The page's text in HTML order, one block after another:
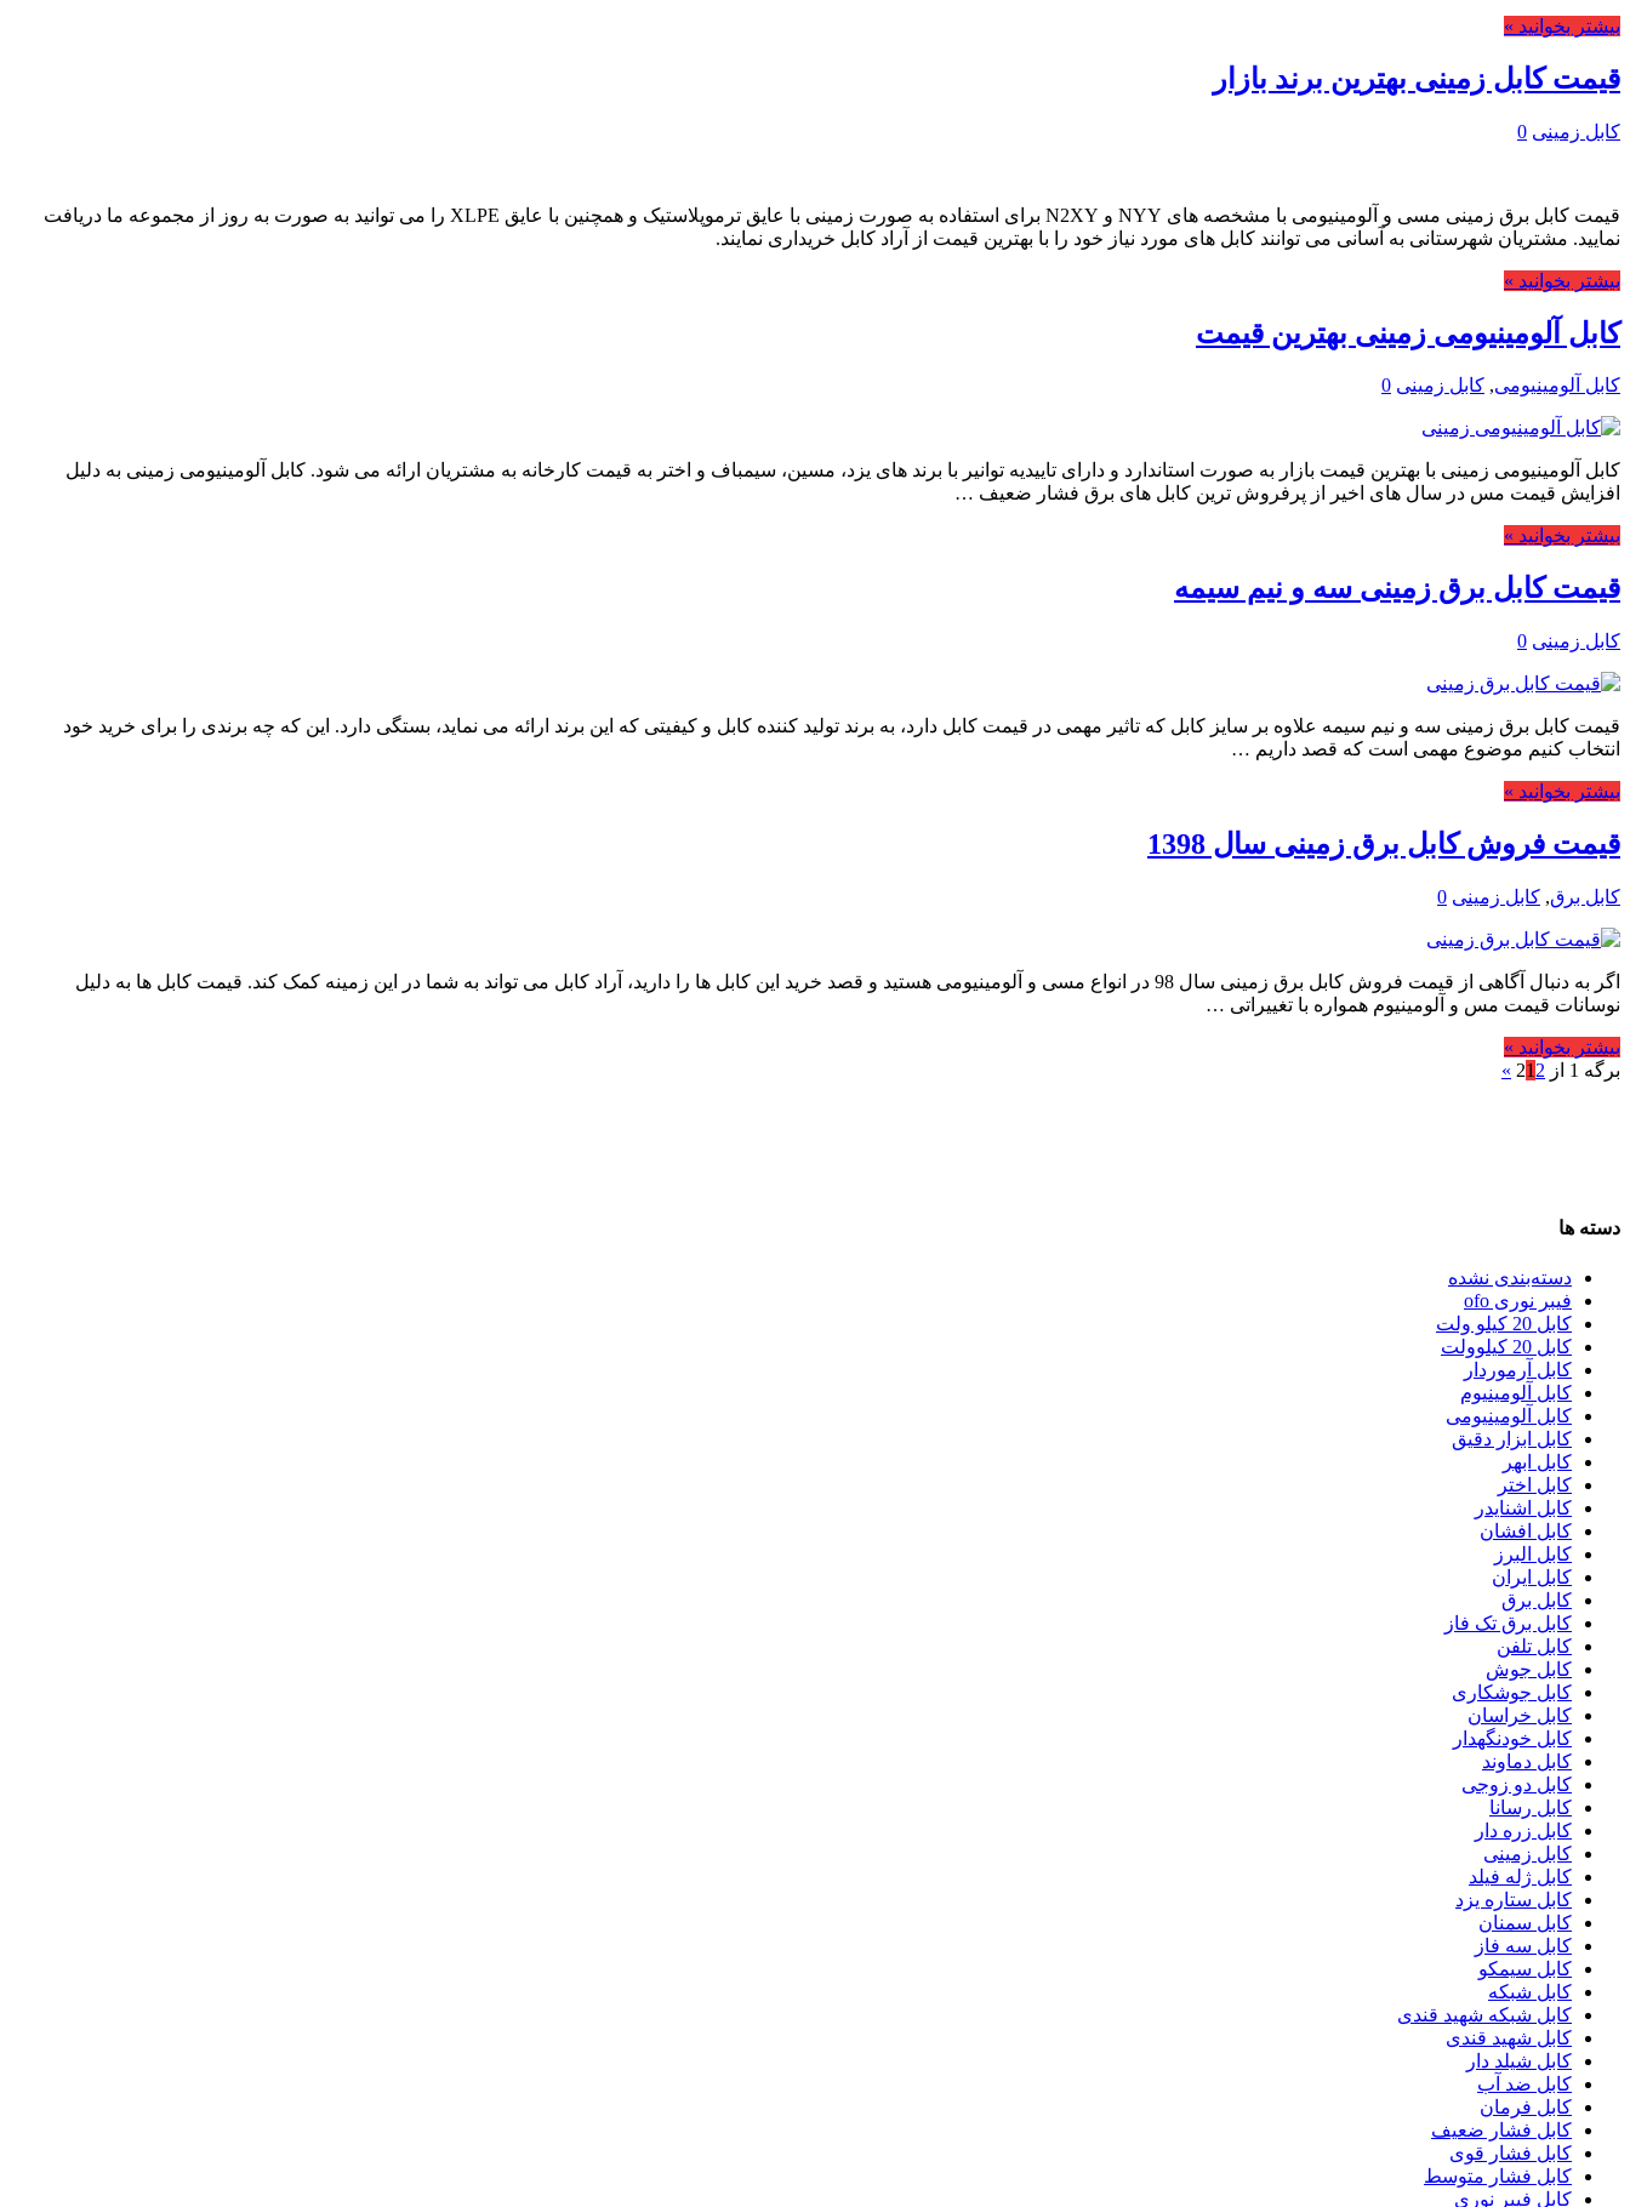
بیشتر بخوانید »
قیمت کابل زمینی بهترین برند بازار
کابل زمینی 0
قیمت کابل برق زمینی مسی و آلومینیومی با مشخصه های NYY و N2XY برای استفاده به صورت زمینی با عایق ترموپلاستیک و همچنین با عایق XLPE را می توانید به صورت به روز از مجموعه ما دریافت
نمایید. مشتریان شهرستانی به آسانی می توانند کابل های مورد نیاز خود را با بهترین قیمت از آراد کابل خریداری نمایند.
بیشتر بخوانید »
کابل آلومینیومی زمینی بهترین قیمت
کابل آلومینیومی, کابل زمینی 0
کابل آلومینیومی زمینی با بهترین قیمت بازار به صورت استاندارد و دارای تاییدیه توانیر با برند های یزد، مسین، سیمباف و اختر به قیمت کارخانه به مشتریان ارائه می شود. کابل آلومینیومی زمینی به دلیل
افزایش قیمت مس در سال های اخیر از پرفروش ترین کابل های برق فشار ضعیف …
بیشتر بخوانید »
قیمت کابل برق زمینی سه و نیم سیمه
کابل زمینی 0
قیمت کابل برق زمینی سه و نیم سیمه علاوه بر سایز کابل که تاثیر مهمی در قیمت کابل دارد، به برند تولید کننده کابل و کیفیتی که این برند ارائه می نماید، بستگی دارد. این که چه برندی را برای خرید خود
انتخاب کنیم موضوع مهمی است که قصد داریم …
بیشتر بخوانید »
قیمت فروش کابل برق زمینی سال 1398
کابل برق, کابل زمینی 0
اگر به دنبال آگاهی از قیمت فروش کابل برق زمینی سال 98 در انواع مسی و آلومینیومی هستید و قصد خرید این کابل ها را دارید، آراد کابل می تواند به شما در این زمینه کمک کند. قیمت کابل ها به دلیل
نوسانات قیمت مس و آلومینیوم همواره با تغییراتی …
بیشتر بخوانید »
برگه 1 از 2
1 2
»
دسته ها
دسته‌بندی نشده
فیبر نوری ofo
کابل 20 کیلو ولت
کابل 20 کیلوولت
کابل آرموردار
کابل آلومینیوم
کابل آلومینیومی
کابل ابزار دقیق
کابل ابهر
کابل اختر
کابل اشنایدر
کابل افشان
کابل البرز
کابل ایران
کابل برق
کابل برق تک فاز
کابل تلفن
کابل جوش
کابل جوشکاری
کابل خراسان
کابل خودنگهدار
کابل دماوند
کابل دو زوجی
کابل رسانا
کابل زره دار
کابل زمینی
کابل ژله فیلد
کابل ستاره یزد
کابل سمنان
کابل سه فاز
کابل سیمکو
کابل شبکه
کابل شبکه شهید قندی
کابل شهید قندی
کابل شیلد دار
کابل ضد آب
کابل فرمان
کابل فشار ضعیف
کابل فشار قوی
کابل فشار متوسط
کابل فیبر نوری